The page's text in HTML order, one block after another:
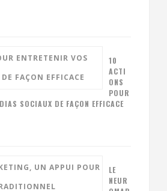
10
ACTI
ONS
POUR
SOCIAUX DE FAÇON EFFICACE
LE
NEUR